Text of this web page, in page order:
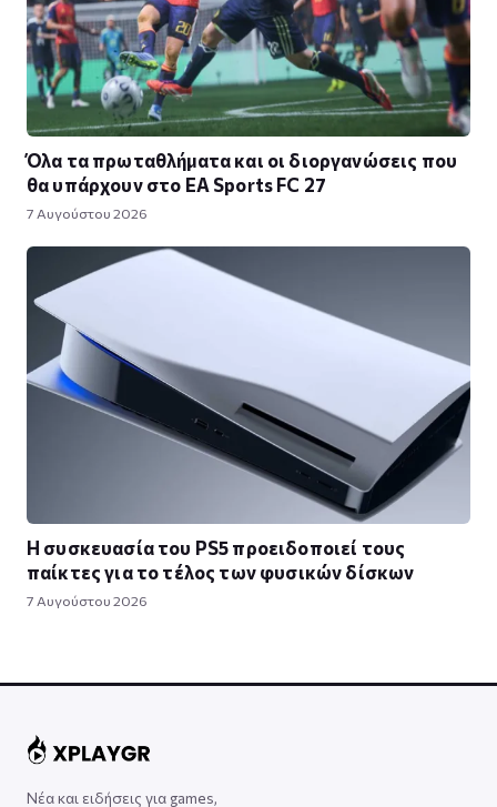
Όλα τα πρωταθλήματα και οι διοργανώσεις που
θα υπάρχουν στο EA Sports FC 27
7 Αυγούστου 2026
Η συσκευασία του PS5 προειδοποιεί τους
παίκτες για το τέλος των φυσικών δίσκων
7 Αυγούστου 2026
Νέα και ειδήσεις για games,